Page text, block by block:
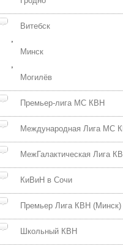
Витебск
,
Минск
,
Могилёв
Премьер-лига МС КВН
Международная Лига МС
МежГалактическая Лига
КиВиН в Сочи
Премьер Лига КВН (Минск)
Школьный КВН